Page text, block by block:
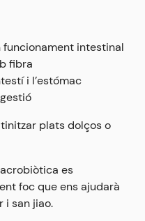
intestinal
fibra
i l’estómac
plats dolços o
es
foc que ens ajudarà
i san jiao.